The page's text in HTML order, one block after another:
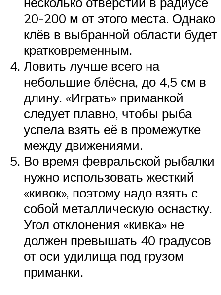
20-200 м от этого места. Однако
клёв в выбранной области будет
кратковременным.
Ловить лучше всего на
небольшие блёсна, до 4,5 см в
длину. «Играть» приманкой
следует плавно, чтобы рыба
успела взять её в промежутке
между движениями.
Во время февральской рыбалки
нужно использовать жесткий
«кивок», поэтому надо взять с
собой металлическую оснастку.
Угол отклонения «кивка» не
должен превышать 40 градусов
от оси удилища под грузом
приманки.